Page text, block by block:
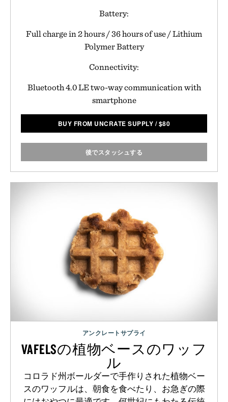
Battery:
Full charge in 2 hours / 36 hours of use / Lithium
Polymer Battery
Connectivity:
Bluetooth 4.0 LE two-way communication with
smartphone
BUY FROM UNCRATE SUPPLY /$80
後でスタッシュする
アンクレートサプライ
VAFELSの植物ベースのワッフ
ル
コロラド州ボールダーで手作りされた植物ベー
スのワッフルは、朝食を食べたり、お急ぎの際